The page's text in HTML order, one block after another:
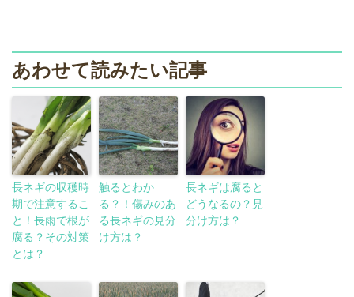
あわせて読みたい記事
長ネギの収穫時
期で注意するこ
と！長雨で根が
腐る？その対策
とは？
触るとわか
る？！傷みのあ
る長ネギの見分
け方は？
長ネギは腐ると
どうなるの？見
分け方は？